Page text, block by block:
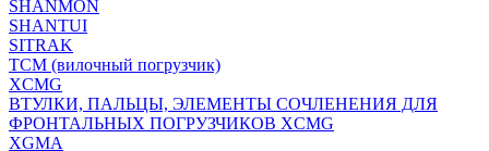
SHANMON
SHANTUI
SITRAK
TCM (вилочный погрузчик)
XCMG
ВТУЛКИ, ПАЛЬЦЫ, ЭЛЕМЕНТЫ СОЧЛЕНЕНИЯ ДЛЯ
ФРОНТАЛЬНЫХ ПОГРУЗЧИКОВ XCMG
XGMA